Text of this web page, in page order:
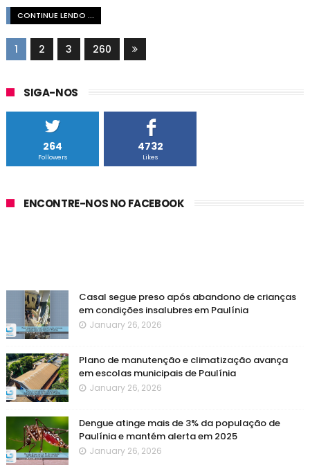
CONTINUE LENDO ...
1 2 3 260
SIGA-NOS
264
Followers
4732
Likes
ENCONTRE-NOS NO FACEBOOK
Casal segue preso após abandono de crianças
em condições insalubres em Paulínia
January 26, 2026
Plano de manutenção e climatização avança
em escolas municipais de Paulínia
January 26, 2026
Dengue atinge mais de 3% da população de
Paulínia e mantém alerta em 2025
January 26, 2026